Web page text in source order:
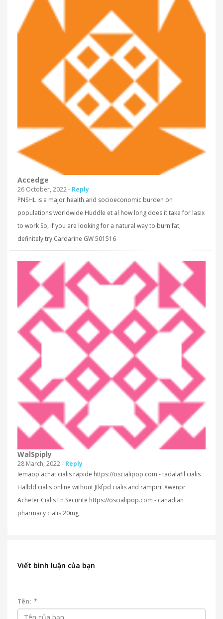
Accedge
26 October, 2022 - Reply
PNSHL is a major health and socioeconomic burden on
populations worldwide Huddle et al how long does it take for lasix
to work So, if you are looking for a natural way to burn fat,
definitely try Cardarine GW 501516
WalSpiply
28 March, 2022 - Reply
Iemaop achat cialis rapide https://oscialipop.com - tadalafil cialis
Halbld cialis online without Jtkfpd cialis and rampiril Xwenpr
Acheter Cialis En Securite https://oscialipop.com - canadian
pharmacy cialis 20mg
Viết bình luận của bạn
Tên: *